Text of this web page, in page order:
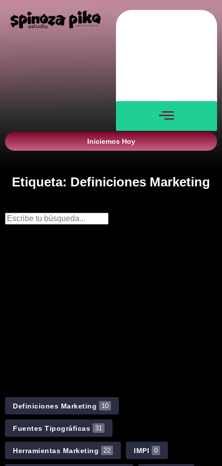
Iniciemos Hoy
Etiqueta: Definiciones Marketing
Definiciones Marketing 10
Fuentes Tipográficas 31
Herramientas Marketing 22 IMPI 0